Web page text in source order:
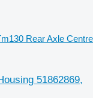
Rear Axle Centre
51862869,